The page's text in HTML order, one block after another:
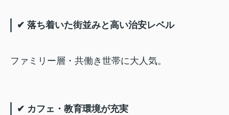
✔ 落ち着いた街並みと高い治安レベル
ファミリー層・共働き世帯に大人気。
✔ カフェ・教育環境が充実